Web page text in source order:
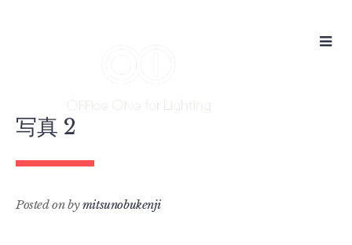
写真 2
Posted onbymitsunobukenji